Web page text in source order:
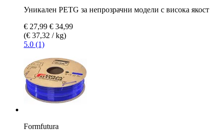
Уникален PETG за непрозрачни модели с висока якост
€ 27,99 € 34,99
(€ 37,32 / kg)
5.0 (1)
Formfutura